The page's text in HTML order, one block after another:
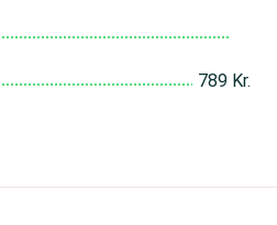
789 Kr.